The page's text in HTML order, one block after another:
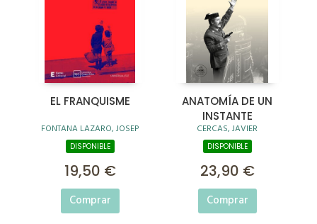
EL FRANQUISME
FONTANA LAZARO, JOSEP
DISPONIBLE
19,50 €
Comprar
ANATOMÍA DE UN
INSTANTE
CERCAS, JAVIER
DISPONIBLE
23,90 €
Comprar